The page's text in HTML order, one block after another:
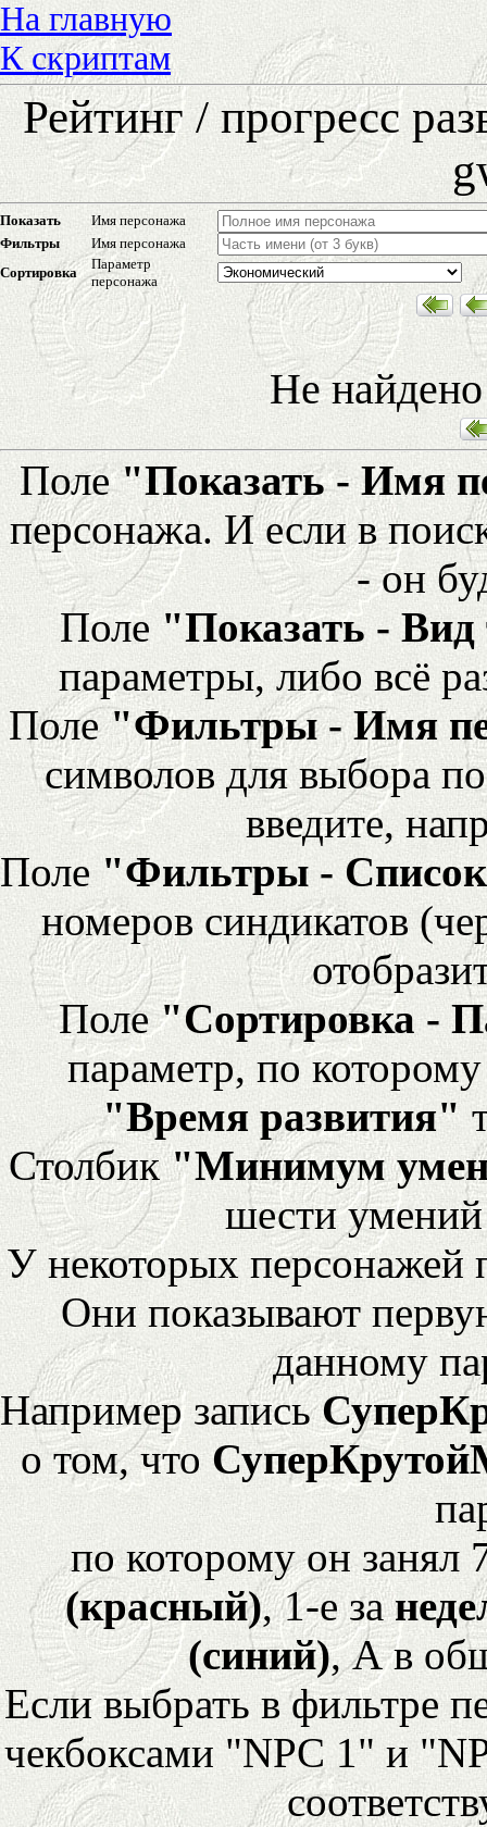
На главную
К скриптам
Рейтинг / прогресс
Показать
Имя персонажа
Фильтры
Имя персонажа
Сортировка
Параметр
персонажа
Не
Поле"Показать - Имя
персонажа. И если в
- он
Поле "Показать -
параметры, либо всё
Поле"Фильтры - Имя
символов для выбора
введите,
Поле "Фильтры -
номеров синдикатов
Поле"Сортировка -
параметр, по
"Время развития"
Столбик"Минимум
шести
У некоторых персонажей
Они показывают
данному
Например запись
о том, что
по которому он
(красный), 1-е за
(синий), А в
Если выбрать в фильтре
чекбоксами "NPC 1" и